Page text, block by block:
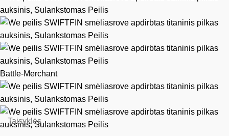
Battle-Merchant
Taisyklės